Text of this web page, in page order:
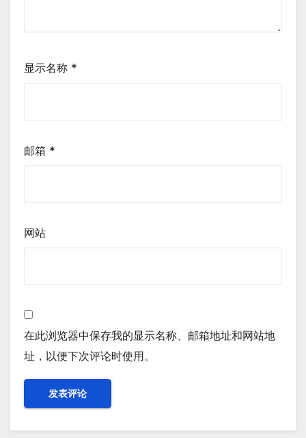
显示名称 *
邮箱 *
网站
在此浏览器中保存我的显示名称、邮箱地址和网站地
址，以便下次评论时使用。